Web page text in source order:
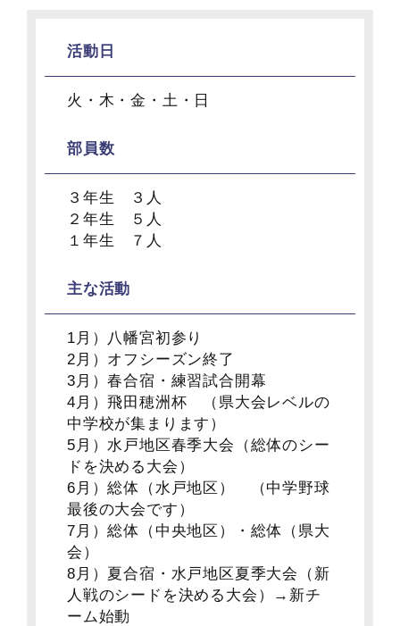
活動日
火・木・金・土・日
部員数
３年生 ３人
２年生 ５人
１年生 ７人
主な活動
1月）八幡宮初参り
2月）オフシーズン終了
3月）春合宿・練習試合開幕
4月）飛田穂洲杯 （県大会レベルの
中学校が集まります）
5月）水戸地区春季大会（総体のシー
ドを決める大会）
6月）総体（水戸地区） （中学野球
最後の大会です）
7月）総体（中央地区）・総体（県大
会）
8月）夏合宿・水戸地区夏季大会（新
人戦のシードを決める大会）→新チ
ーム始動